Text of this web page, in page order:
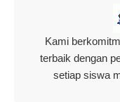
Kami
terbaik dengan
setiap siswa